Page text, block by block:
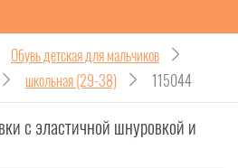
Обувь детская для мальчиков
школьная (29-38) 115044
с эластичной шнуровкой и